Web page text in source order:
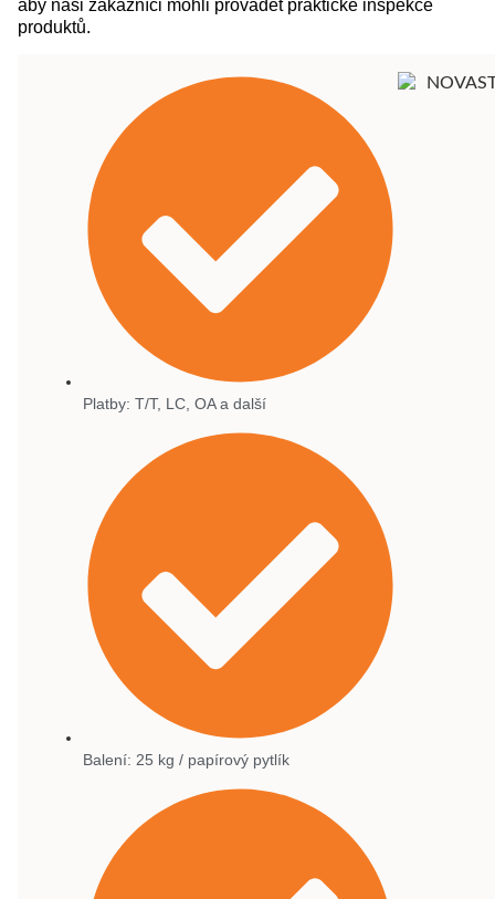
aby naši zákazníci mohli provádět praktické inspekce
produktů.
Platby: T/T, LC, OA a další
Balení: 25 kg / papírový pytlík